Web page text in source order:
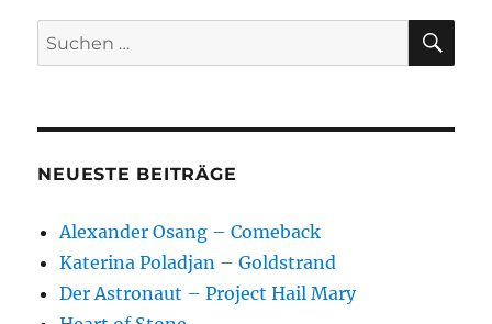
Suchen
nach:
NEUESTE BEITRÄGE
Alexander Osang – Comeback
Katerina Poladjan – Goldstrand
Der Astronaut – Project Hail Mary